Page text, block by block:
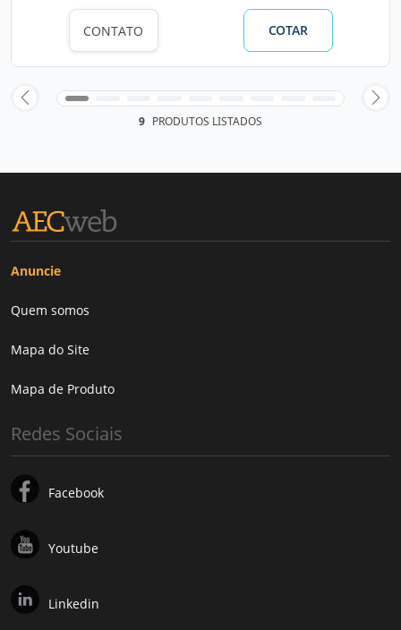
CONTATO COTAR
9 PRODUTOS LISTADOS
Anuncie
Quem somos
Mapa do Site
Mapa de Produto
Redes Sociais
Facebook
Youtube
Linkedin